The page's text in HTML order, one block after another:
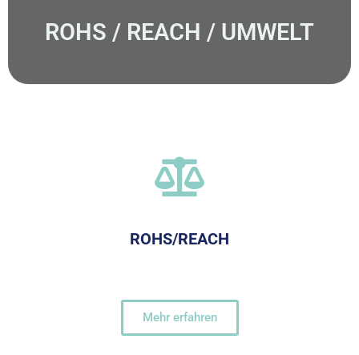
ROHS / REACH / UMWELT
ROHS/REACH
Mehr erfahren